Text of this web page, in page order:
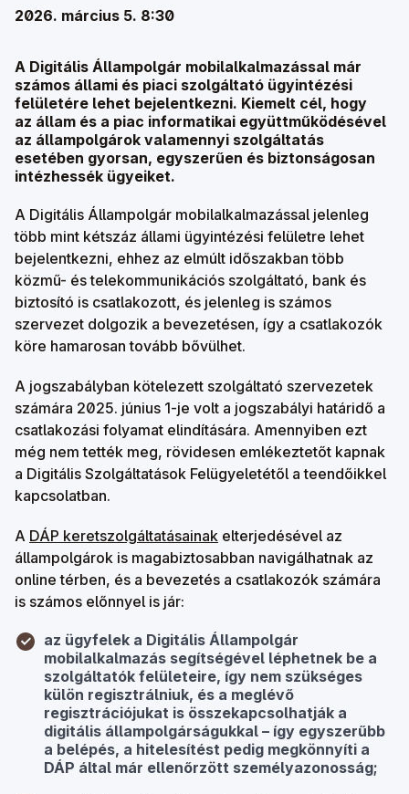
2026. március 5. 8:30
A Digitális Állampolgár mobilalkalmazással már
számos állami és piaci szolgáltató ügyintézési
felületére lehet bejelentkezni. Kiemelt cél, hogy
az állam és a piac informatikai együttműködésével
az állampolgárok valamennyi szolgáltatás
esetében gyorsan, egyszerűen és biztonságosan
intézhessék ügyeiket.
A Digitális Állampolgár mobilalkalmazással jelenleg
több mint kétszáz állami ügyintézési felületre lehet
bejelentkezni, ehhez az elmúlt időszakban több
közmű- és telekommunikációs szolgáltató, bank és
biztosító is csatlakozott, és jelenleg is számos
szervezet dolgozik a bevezetésen, így a csatlakozók
köre hamarosan tovább bővülhet.
A jogszabályban kötelezett szolgáltató szervezetek
számára 2025. június 1-je volt a jogszabályi határidő a
csatlakozási folyamat elindítására. Amennyiben ezt
még nem tették meg, rövidesen emlékeztetőt kapnak
a Digitális Szolgáltatások Felügyeletétől a teendőikkel
kapcsolatban.
A DÁP keretszolgáltatásainak elterjedésével az
állampolgárok is magabiztosabban navigálhatnak az
online térben, és a bevezetés a csatlakozók számára
is számos előnnyel is jár:
az ügyfelek a Digitális Állampolgár
mobilalkalmazás segítségével léphetnek be a
szolgáltatók felületeire, így nem szükséges
külön regisztrálniuk, és a meglévő
regisztrációjukat is összekapcsolhatják a
digitális állampolgárságukkal – így egyszerűbb
a belépés, a hitelesítést pedig megkönnyíti a
DÁP által már ellenőrzött személyazonosság;